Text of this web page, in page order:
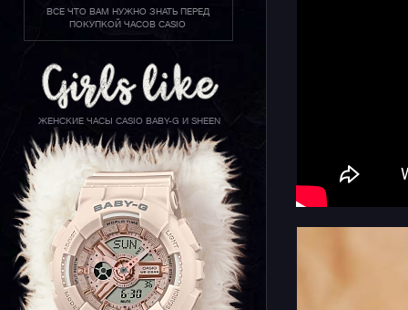
ВСЕ ЧТО ВАМ НУЖНО ЗНАТЬ ПЕРЕД
ПОКУПКОЙ ЧАСОВ CASIO
ЖЕНСКИЕ ЧАСЫ CASIO BABY-G И SHEEN
миру.